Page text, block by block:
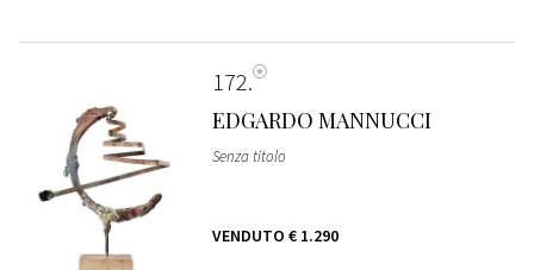
172
EDGARDO MANNUCCI
Senza titolo
VENDUTO € 1.290